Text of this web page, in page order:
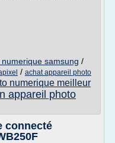
samsung /
/ achat appareil photo
numerique meilleur
appareil photo
connecté